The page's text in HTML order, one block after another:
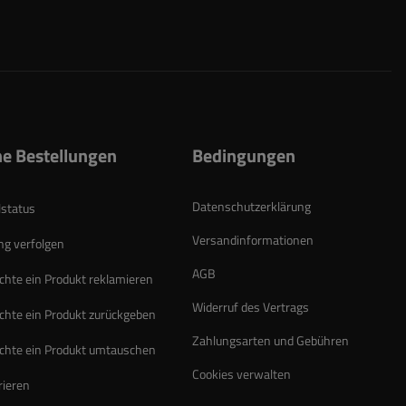
Bestellungen
verfolgen
ein Produkt reklamieren
ein Produkt zurückgeben
ein Produkt umtauschen
Bedingungen
Datenschutzerklärung
Versandinformationen
AGB
Widerruf des Vertrags
Zahlungsarten und Gebühren
Cookies verwalten